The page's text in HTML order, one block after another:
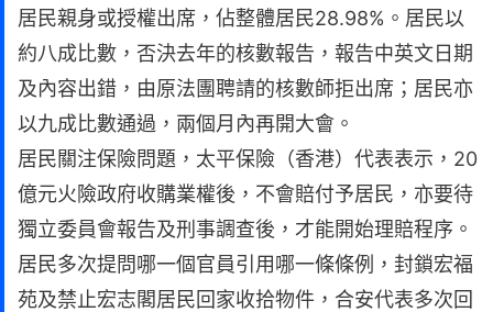
居民親身或授權出席，佔整體居民28.98%。居民以
約八成比數，否決去年的核數報告，報告中英文日期
及內容出錯，由原法團聘請的核數師拒出席；居民亦
以九成比數通過，兩個月內再開大會。
居民關注保險問題，太平保險（香港）代表表示，20
億元火險政府收購業權後，不會賠付予居民，亦要待
獨立委員會報告及刑事調查後，才能開始理賠程序。
居民多次提問哪一個官員引用哪一條條例，封鎖宏福
苑及禁止宏志閣居民回家收拾物件，合安代表多次回